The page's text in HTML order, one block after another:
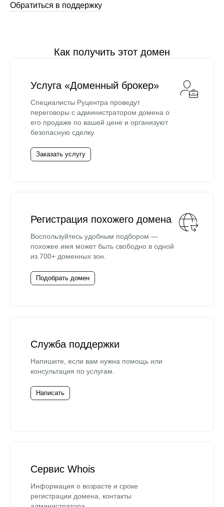
Обратиться в поддержку
Как получить этот домен
Услуга «Доменный брокер»
Специалисты Руцентра проведут
переговоры с администратором домена о
его продаже по вашей цене и организуют
безопасную сделку.
Заказать услугу
Регистрация похожего домена
Воспользуйтесь удобным подбором —
похожее имя может быть свободно в одной
из 700+ доменных зон.
Подобрать домен
Служба поддержки
Напишите, если вам нужна помощь или
консультация по услугам.
Написать
Сервис Whois
Информация о возрасте и сроке
регистрации домена, контакты